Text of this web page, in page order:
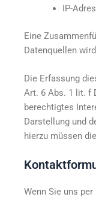
IP-
Eine
Datenquellen
Die Erfassung
Art. 6 Abs. 1 lit. f
berechtigtes
Darstellung und
hierzu müssen
Wenn Sie uns